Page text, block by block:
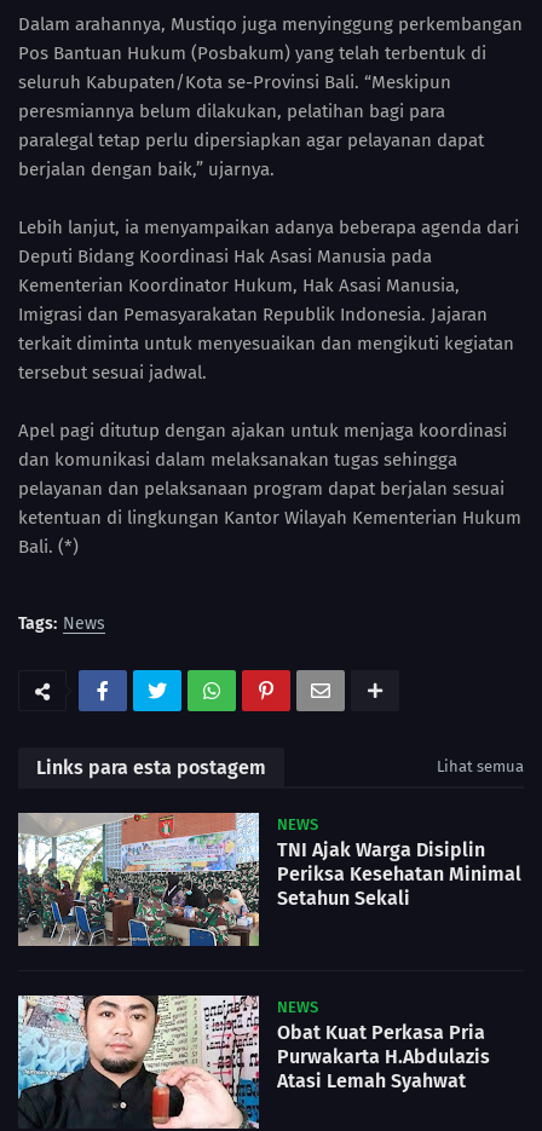
Dalam arahannya, Mustiqo juga menyinggung perkembangan
Pos Bantuan Hukum (Posbakum) yang telah terbentuk di
seluruh Kabupaten/Kota se-Provinsi Bali. “Meskipun
peresmiannya belum dilakukan, pelatihan bagi para
paralegal tetap perlu dipersiapkan agar pelayanan dapat
berjalan dengan baik,” ujarnya.
Lebih lanjut, ia menyampaikan adanya beberapa agenda dari
Deputi Bidang Koordinasi Hak Asasi Manusia pada
Kementerian Koordinator Hukum, Hak Asasi Manusia,
Imigrasi dan Pemasyarakatan Republik Indonesia. Jajaran
terkait diminta untuk menyesuaikan dan mengikuti kegiatan
tersebut sesuai jadwal.
Apel pagi ditutup dengan ajakan untuk menjaga koordinasi
dan komunikasi dalam melaksanakan tugas sehingga
pelayanan dan pelaksanaan program dapat berjalan sesuai
ketentuan di lingkungan Kantor Wilayah Kementerian Hukum
Bali. (*)
Tags: News
Links para esta postagem Lihat semua
NEWS
TNI Ajak Warga Disiplin
Periksa Kesehatan Minimal
Setahun Sekali
NEWS
Obat Kuat Perkasa Pria
Purwakarta H.Abdulazis
Atasi Lemah Syahwat